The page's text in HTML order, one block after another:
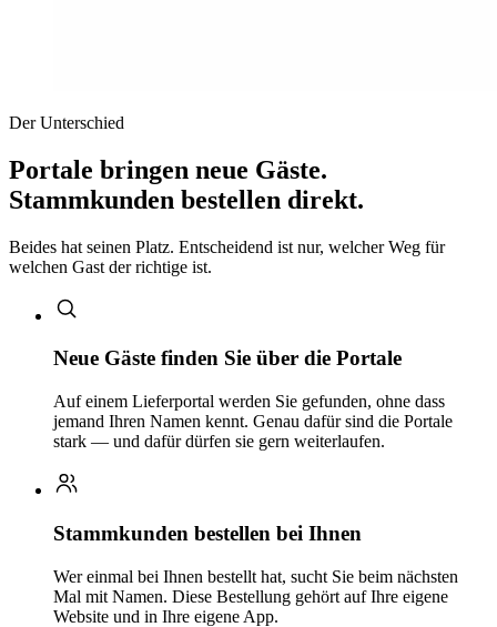
Der Unterschied
Portale bringen neue Gäste.
Stammkunden bestellen direkt.
Beides hat seinen Platz. Entscheidend ist nur, welcher Weg für
welchen Gast der richtige ist.
Neue Gäste finden Sie über die Portale
Auf einem Lieferportal werden Sie gefunden, ohne dass
jemand Ihren Namen kennt. Genau dafür sind die Portale
stark — und dafür dürfen sie gern weiterlaufen.
Stammkunden bestellen bei Ihnen
Wer einmal bei Ihnen bestellt hat, sucht Sie beim nächsten
Mal mit Namen. Diese Bestellung gehört auf Ihre eigene
Website und in Ihre eigene App.